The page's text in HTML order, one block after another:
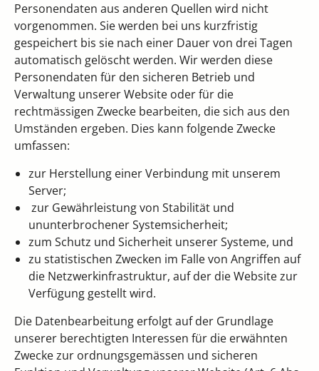
Personendaten aus anderen Quellen wird nicht
vorgenommen. Sie werden bei uns kurzfristig
gespeichert bis sie nach einer Dauer von drei Tagen
automatisch gelöscht werden. Wir werden diese
Personendaten für den sicheren Betrieb und
Verwaltung unserer Website oder für die
rechtmässigen Zwecke bearbeiten, die sich aus den
Umständen ergeben. Dies kann folgende Zwecke
umfassen:
zur Herstellung einer Verbindung mit unserem
Server;
zur Gewährleistung von Stabilität und
ununterbrochener Systemsicherheit;
zum Schutz und Sicherheit unserer Systeme, und
zu statistischen Zwecken im Falle von Angriffen auf
die Netzwerkinfrastruktur, auf der die Website zur
Verfügung gestellt wird.
Die Datenbearbeitung erfolgt auf der Grundlage
unserer berechtigten Interessen für die erwähnten
Zwecke zur ordnungsgemässen und sicheren